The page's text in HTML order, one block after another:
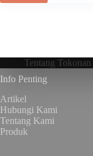
Tentang Tokonan
Info Penting
Artikel
Hubungi Kami
Tentang Kami
Produk